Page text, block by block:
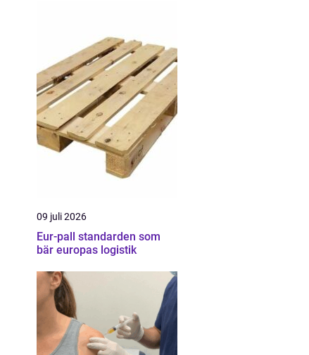
09 juli 2026
Eur-pall standarden som
bär europas logistik